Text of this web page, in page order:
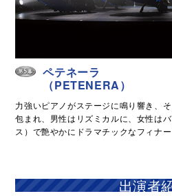
ペテネーラ
（PETENERA）
力強いピアノがステージに鳴り響き、
包まれ、男性はリズミカルに、女性は
ス）で艶やかにドラマチックなフィナー
出演者